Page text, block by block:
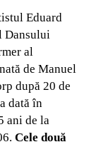
Eduard
Dansului
al
de Manuel
după 20 de
dată în
ani de la
Cele două